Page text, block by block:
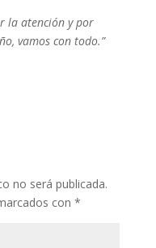
la atención y por
vamos con todo.”
no será publicada.
con *